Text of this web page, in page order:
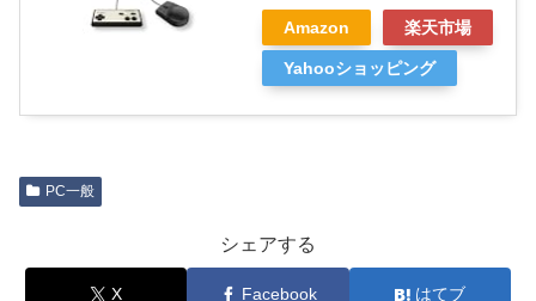
Amazon 楽天市場
Yahooショッピング
PC一般
シェアする
X Facebook はてブ